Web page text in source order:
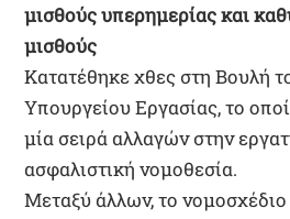
μισθούς υπερημερίας και
μισθούς
Κατατέθηκε χθες στη Βουλή
Υπουργείου Εργασίας, το
μία σειρά αλλαγών στην
ασφαλιστική νομοθεσία.
Μεταξύ άλλων, το νομοσχέδιο